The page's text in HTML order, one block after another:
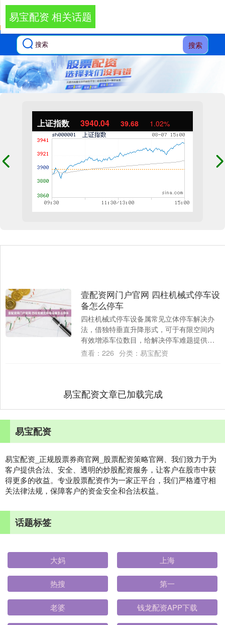
搜索
上证指数 3940.04 39.68 1.02%
易宝配资 相关话题
壹配资网门户官网 四柱机械式停车设
备怎么停车
四柱机械式停车设备属常见立体停车解决办
法，借独特垂直升降形式，可于有限空间内
有效增添车位数目，给解决停车难题提供可
行路径。此设备操作逻辑清晰，有较高安全
查看： 226 分类： 易宝配资
易宝配资文章已加载完成
易宝配资
易宝配资_正规股票券商官网_股票配资策略官网、我们致力于为
客户提供合法、安全、透明的炒股配资服务，让客户在股市中获
得更多的收益。专业股票配资作为一家正平台，我们严格遵守相
关法律法规，保障客户的资金安全和合法权益。
话题标签
大妈 上海
热搜 第一
老婆 钱龙配资APP下载